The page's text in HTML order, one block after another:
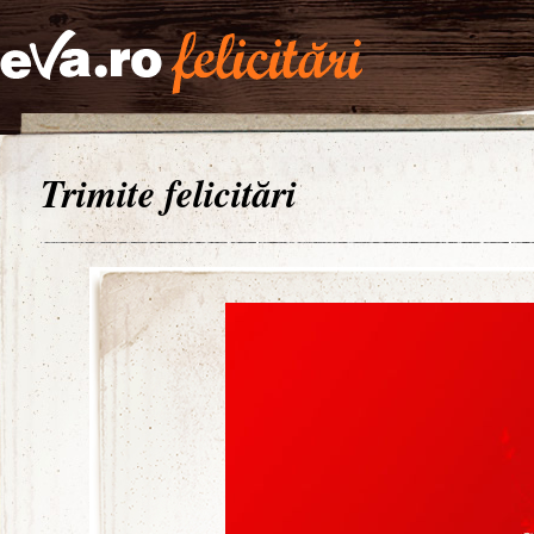
Trimite felicitări